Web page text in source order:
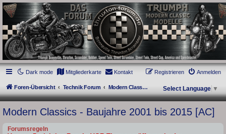
thruxton-forum.de
DAS FORUM! Alles rund um die Triumph Modern Classic Modelle. Das Forum für
die New Bonneville Baureihen ab BJ 2001. Triumph Bonneville, Thruxton,
Scrambler, Bobber, Speed Twin, Street Scrambler, Street Twin, Street Cup, America
und Speedmaster.
Dark mode
Mitgliederkarte Kontakt Anmelden
Registrieren
Foren-Übersicht Technik Forum Modern Classics - Baujahre 2001 bis 2015 [AC] Select Language ▼
Modern Classics - Baujahre 2001 bis 2015 [AC]
Forumsregeln